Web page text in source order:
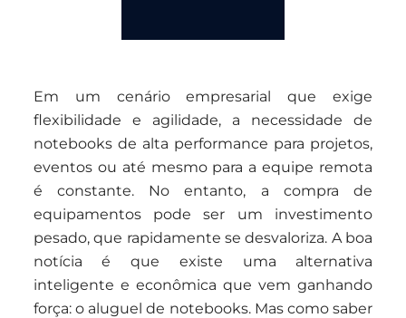
Em um cenário empresarial que exige
flexibilidade e agilidade, a necessidade de
notebooks de alta performance para projetos,
eventos ou até mesmo para a equipe remota
é constante. No entanto, a compra de
equipamentos pode ser um investimento
pesado, que rapidamente se desvaloriza. A boa
notícia é que existe uma alternativa
inteligente e econômica que vem ganhando
força: o aluguel de notebooks. Mas como saber